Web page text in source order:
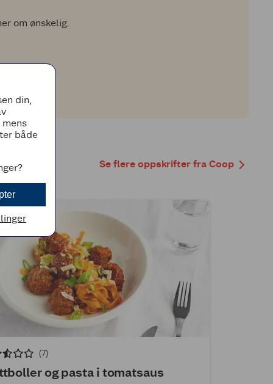
om ønskelig.
Se flere oppskrifter fra Coop
(7)
og pasta i tomatsaus
din,
både